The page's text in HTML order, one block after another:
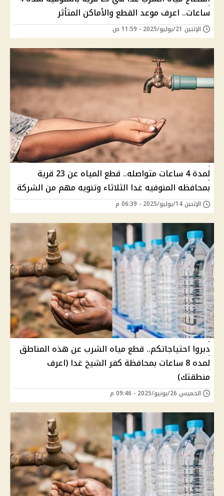
ساعات.. اعرف موعد القطع والأماكن المتأثر
الإثنين 21/يوليو/2025 - 11:59 ص
لمدة 4 ساعات متواصله.. قطع المياه عن 23 قرية
بمحافظه المنوفيه غدا الثلاثاء وتنويه مهم من الشركة
الإثنين 14/يوليو/2025 - 06:39 م
دبروا احتياجاتكم.. قطع مياه الشرب عن هذه المناطق
لمده 8 ساعات بمحافظة كفر الشيخ غدا (اعرف
منطقتك)
الخميس 26/يونيو/2025 - 09:46 م